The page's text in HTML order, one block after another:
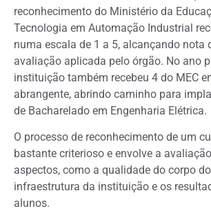
reconhecimento do Ministério da
Tecnologia em Automação Industrial
numa escala de 1 a 5, alcançando nota
avaliação aplicada pelo órgão. No ano
instituição também recebeu 4 do MEC
abrangente, abrindo caminho para
de Bacharelado em Engenharia Elétrica.
O processo de reconhecimento de um
bastante criterioso e envolve a
aspectos, como a qualidade do corpo
infraestrutura da instituição e os
alunos.